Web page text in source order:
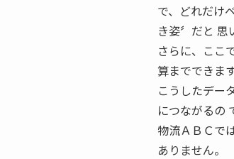
で、どれだけ
き姿〞だと 思
さらに、ここ
算までできます
こうしたデー
につながるの
物流ＡＢＣで
ありません。